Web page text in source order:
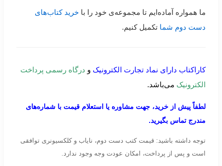
ما همواره آماده‌ایم تا مجموعه‌ی خود را با خرید کتاب‌های
دست دوم شما تکمیل کنیم.
کاراکتاب دارای نماد تجارت الکترونیک و درگاه رسمی پرداخت
الکترونیک می‌باشد.
لطفاً پیش از خرید، جهت مشاوره یا استعلام قیمت با شماره‌های
مندرج تماس بگیرید.
توجه داشته باشید: قیمت کتب دست دوم، نایاب و کلکسیونری توافقی
است و پس از پرداخت، امکان عودت وجه وجود ندارد.